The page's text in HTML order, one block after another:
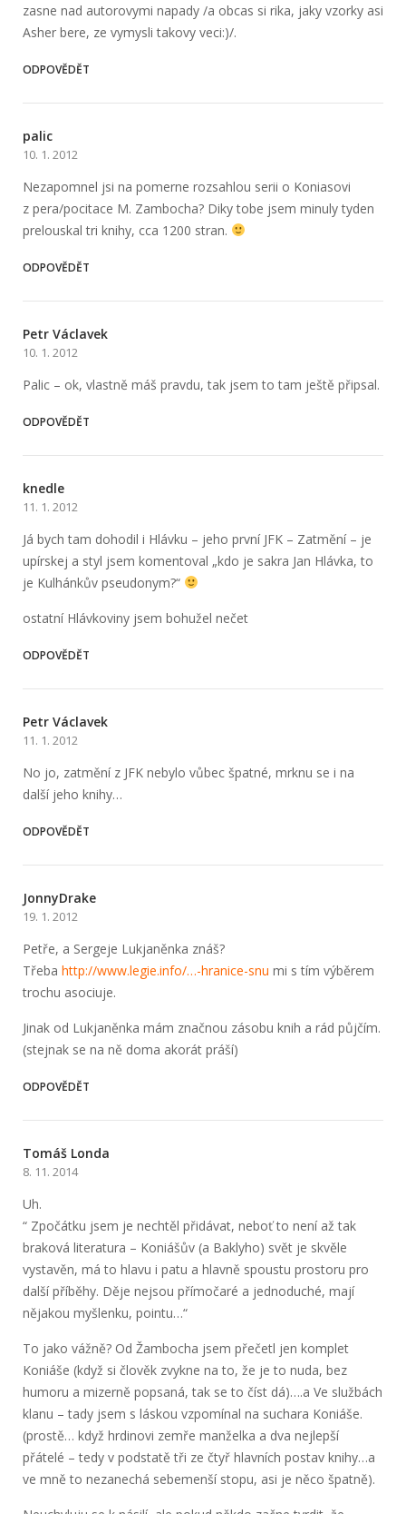
zasne nad autorovymi napady /a obcas si rika, jaky vzorky asi
Asher bere, ze vymysli takovy veci:)/.
ODPOVĚDĚT
palic
10. 1. 2012
Nezapomnel jsi na pomerne rozsahlou serii o Koniasovi
z pera/pocitace M. Zambocha? Diky tobe jsem minuly tyden
prelouskal tri knihy, cca 1200 stran.
ODPOVĚDĚT
Petr Václavek
10. 1. 2012
Palic – ok, vlastně máš pravdu, tak jsem to tam ještě připsal.
ODPOVĚDĚT
knedle
11. 1. 2012
Já bych tam dohodil i Hlávku – jeho první JFK – Zatmění – je
upírskej a styl jsem komentoval „kdo je sakra Jan Hlávka, to
je Kulhánkův pseudonym?“
ostatní Hlávkoviny jsem bohužel nečet
ODPOVĚDĚT
Petr Václavek
11. 1. 2012
No jo, zatmění z JFK nebylo vůbec špatné, mrknu se i na
další jeho knihy…
ODPOVĚDĚT
JonnyDrake
19. 1. 2012
Petře, a Sergeje Lukjaněnka znáš?
Třeba http://www.le­gie.info/…-hranice-snu mi s tím výběrem
trochu asociuje.
Jinak od Lukjaněnka mám značnou zásobu knih a rád půjčím.
(stejnak se na ně doma akorát práší)
ODPOVĚDĚT
Tomáš Londa
8. 11. 2014
Uh.
“ Zpočátku jsem je nechtěl přidávat, neboť to není až tak
braková literatura – Koniášův (a Baklyho) svět je skvěle
vystavěn, má to hlavu i patu a hlavně spoustu prostoru pro
další příběhy. Děje nejsou přímočaré a jednoduché, mají
nějakou myšlenku, pointu…“
To jako vážně? Od Žambocha jsem přečetl jen komplet
Koniáše (když si člověk zvykne na to, že je to nuda, bez
humoru a mizerně popsaná, tak se to číst dá)….a Ve službách
klanu – tady jsem s láskou vzpomínal na suchara Koniáše.
(prostě… když hrdinovi zemře manželka a dva nejlepší
přátelé – tedy v podstatě tři ze čtyř hlavních postav knihy…a
ve mně to nezanechá sebemenší stopu, asi je něco špatně).